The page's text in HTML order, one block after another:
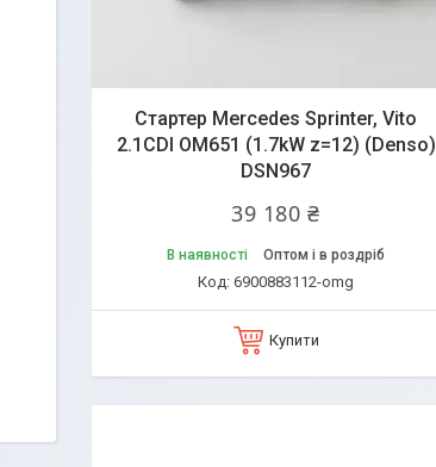
Стартер Mercedes Sprinter, Vito
2.1CDI OM651 (1.7kW z=12) (Denso)
DSN967
39 180 ₴
В наявності Оптом і в роздріб
6900883112-omg
Купити